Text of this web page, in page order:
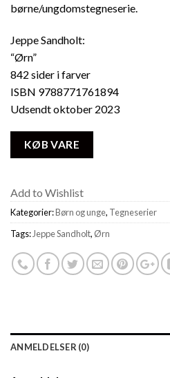
børne/ungdomstegneserie.
Jeppe Sandholt:
“Ørn”
842 sider i farver
ISBN 9788771761894
Udsendt oktober 2023
KØB VARE
Add to Wishlist
Kategorier:Børn og unge, Tegneserier
Tags: Jeppe Sandholt, Ørn
ANMELDELSER (0)